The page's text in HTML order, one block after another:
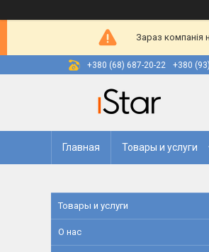
Зараз компанія
+380 (68) 687-20-22 +380
Главная Товары и услуги
Товары и услуги
О нас